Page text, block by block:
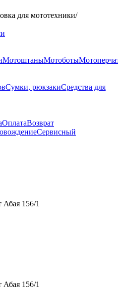
для мототехники/
МотоштаныМотоботы
Сумки, рюкзакиСредства для
ОплатаВозврат
Сервисный
Абая 156/1
Абая 156/1